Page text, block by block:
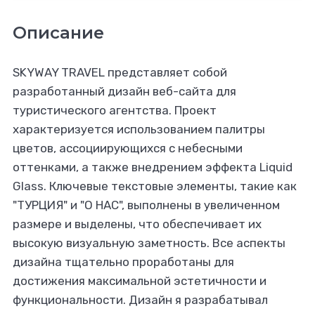
Описание
SKYWAY TRAVEL представляет собой
разработанный дизайн веб-сайта для
туристического агентства. Проект
характеризуется использованием палитры
цветов, ассоциирующихся с небесными
оттенками, а также внедрением эффекта Liquid
Glass. Ключевые текстовые элементы, такие как
"ТУРЦИЯ" и "О НАС", выполнены в увеличенном
размере и выделены, что обеспечивает их
высокую визуальную заметность. Все аспекты
дизайна тщательно проработаны для
достижения максимальной эстетичности и
функциональности. Дизайн я разрабатывал